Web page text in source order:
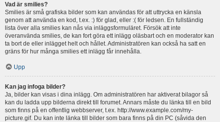
Vad är smilies?
Smilies är små grafiska bilder som kan användas för att uttrycka en känsla
genom att använda en kod, t.ex. :) för glad, eller :( för ledsen. En fullständig
lista över alla smilies kan nås via inläggsformuläret. Försök att inte
överanvända smilies, de kan fort göra ett inlägg oläsbart och en moderator kan
ta bort de eller inlägget helt och hållet. Administratören kan också ha satt en
gräns för hur många smilies ett inlägg får innehålla.
Upp
Kan jag infoga bilder?
Ja, bilder kan visas i dina inlägg. Om administratören har aktiverat bilagor så
kan du ladda upp bilderna direkt till forumet. Annars måste du länka till en bild
som finns på en offentlig webbserver, t.ex. http://www.example.com/my-
picture.gif. Du kan inte länka till bilder som bara finns på din PC (såvida den